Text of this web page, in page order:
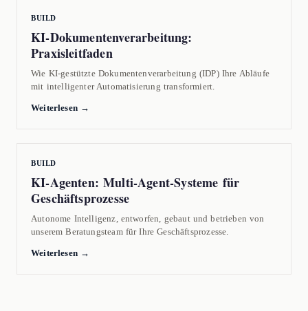
BUILD
KI-Dokumentenverarbeitung:
Praxisleitfaden
Wie KI-gestützte Dokumentenverarbeitung (IDP) Ihre Abläufe
mit intelligenter Automatisierung transformiert.
Weiterlesen →
BUILD
KI-Agenten: Multi-Agent-Systeme für
Geschäftsprozesse
Autonome Intelligenz, entworfen, gebaut und betrieben von
unserem Beratungsteam für Ihre Geschäftsprozesse.
Weiterlesen →